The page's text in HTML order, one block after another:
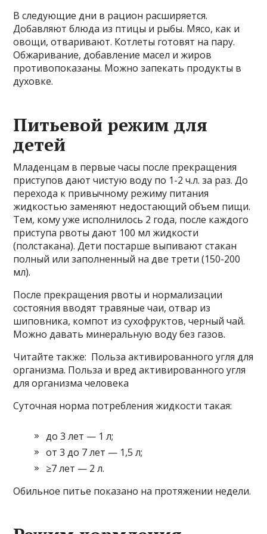
В следующие дни в рацион расширяется.
Добавляют блюда из птицы и рыбы. Мясо, как и
овощи, отваривают. Котлеты готовят на пару.
Обжаривание, добавление масел и жиров
противопоказаны. Можно запекать продукты в
духовке.
Питьевой режим для
детей
Младенцам в первые часы после прекращения
приступов дают чистую воду по 1-2 ч.л. за раз. До
перехода к привычному режиму питания
жидкостью заменяют недостающий объем пищи.
Тем, кому уже исполнилось 2 года, после каждого
приступа рвоты дают 100 мл жидкости
(полстакана). Дети постарше выпивают стакан
полный или заполненный на две трети (150-200
мл).
После прекращения рвоты и нормализации
состояния вводят травяные чаи, отвар из
шиповника, компот из сухофруктов, черный чай.
Можно давать минеральную воду без газов.
Читайте также: Польза активированного угля для
организма. Польза и вред активированного угля
для организма человека
Суточная норма потребления жидкости такая:
до 3 лет — 1 л;
от 3 до 7 лет — 1,5 л;
≥7 лет — 2 л.
Обильное питье показано на протяжении недели.